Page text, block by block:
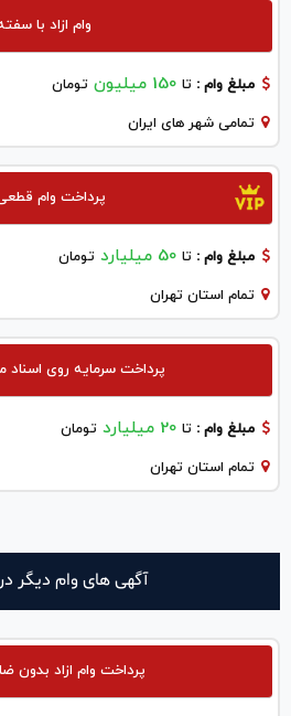
وام ازاد با
مبلغ وام : تا 150 میلیون تومان
تمامی شهر های ایران
پرداخت وام
مبلغ وام : تا 50 میلیارد تومان
تمام استان تهران
پرداخت سرمایه روی
مبلغ وام : تا 20 میلیارد تومان
تمام استان تهران
آگهی های وام دیگر
پرداخت وام ازاد بدون